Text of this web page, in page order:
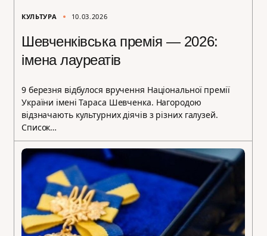
КУЛЬТУРА 10.03.2026
Шевченківська премія — 2026:
імена лауреатів
9 березня відбулося вручення Національної премії
України імені Тараса Шевченка. Нагородою
відзначають культурних діячів з різних галузей.
Список…